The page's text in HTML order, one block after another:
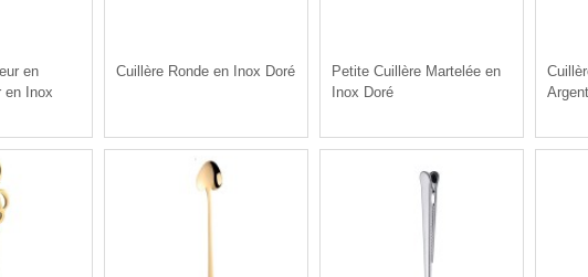
en
en Inox
Cuillère Ronde en Inox Doré
Petite Cuillère Martelée en
Inox Doré